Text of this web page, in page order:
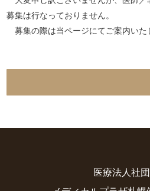
募集は行なっておりません。
募集の際は当ページにてご案内い
医療法人社